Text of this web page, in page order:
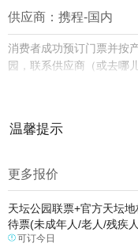
【费用不包含】
其他费用包含中未提及
供应商：携程-国内
消费者成功预订门票并按
园，联系供应商（或去哪
买门市价入园并保留票根
温馨提示
动（如跳伞、潜水、滑雪
2.为普及旅游安全知识及
特制定《去哪儿网旅游安
更多报价
天坛公园联票+官方天坛
待票(未成年人/老人/残疾
可订今日